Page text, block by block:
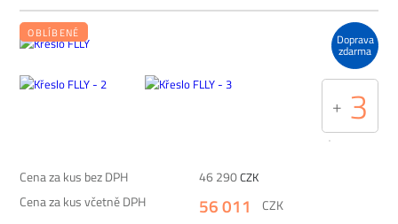
+ 3
Doprava
zdarma
OBLÍBENÉ
Cena za kus bez DPH 46 290CZK
Cena za kus včetně DPH
56 011
CZK